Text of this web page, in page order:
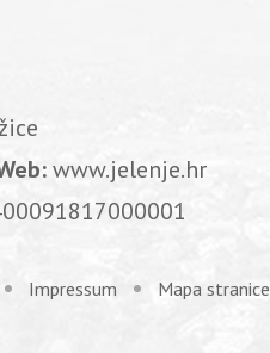
www.jelenje.hr
Impressum Mapa stranice